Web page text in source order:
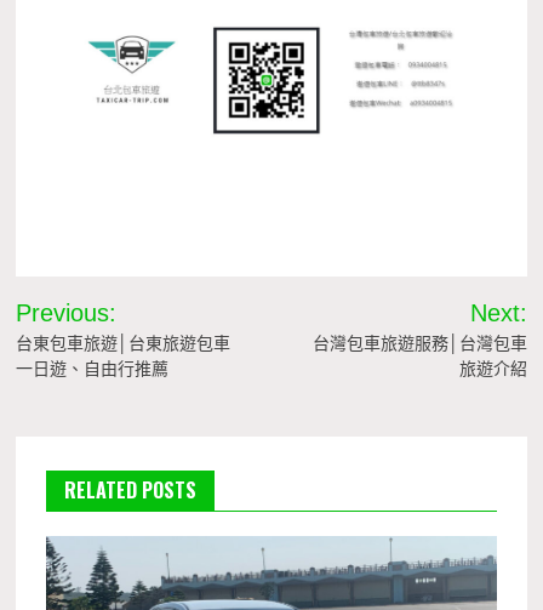
文
章
Previous:
台東包車旅遊│台東旅遊包車
一日遊、自由行推薦
Next:
台灣包車旅遊服務│台灣包車
旅遊介紹
RELATED POSTS